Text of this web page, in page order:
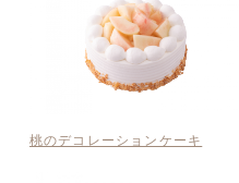
桃のデコレーションケーキ